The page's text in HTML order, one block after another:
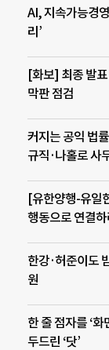
AI, 지속가능경
리’
[화보] 최종 발
막판 점검
커지는 공익 법
규직·나홀로 사
[유한양행-유일
행동으로 연결
한강·허준이도
원
한 줄 점자를 ‘
두드린 ‘닷’